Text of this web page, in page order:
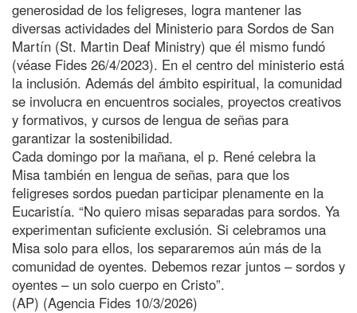
generosidad de los feligreses, logra mantener las
diversas actividades del Ministerio para Sordos de San
Martín (St. Martin Deaf Ministry) que él mismo fundó
(véase Fides 26/4/2023). En el centro del ministerio está
la inclusión. Además del ámbito espiritual, la comunidad
se involucra en encuentros sociales, proyectos creativos
y formativos, y cursos de lengua de señas para
garantizar la sostenibilidad.
Cada domingo por la mañana, el p. René celebra la
Misa también en lengua de señas, para que los
feligreses sordos puedan participar plenamente en la
Eucaristía. “No quiero misas separadas para sordos. Ya
experimentan suficiente exclusión. Si celebramos una
Misa solo para ellos, los separaremos aún más de la
comunidad de oyentes. Debemos rezar juntos – sordos y
oyentes – un solo cuerpo en Cristo”.
(AP) (Agencia Fides 10/3/2026)